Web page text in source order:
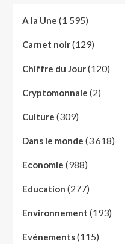
A la Une (1 595)
Carnet noir(129)
Chiffre du Jour(120)
Cryptomonnaie (2)
Culture (309)
Dans le monde (3 618)
Economie (988)
Education (277)
Environnement (193)
Evénements(115)